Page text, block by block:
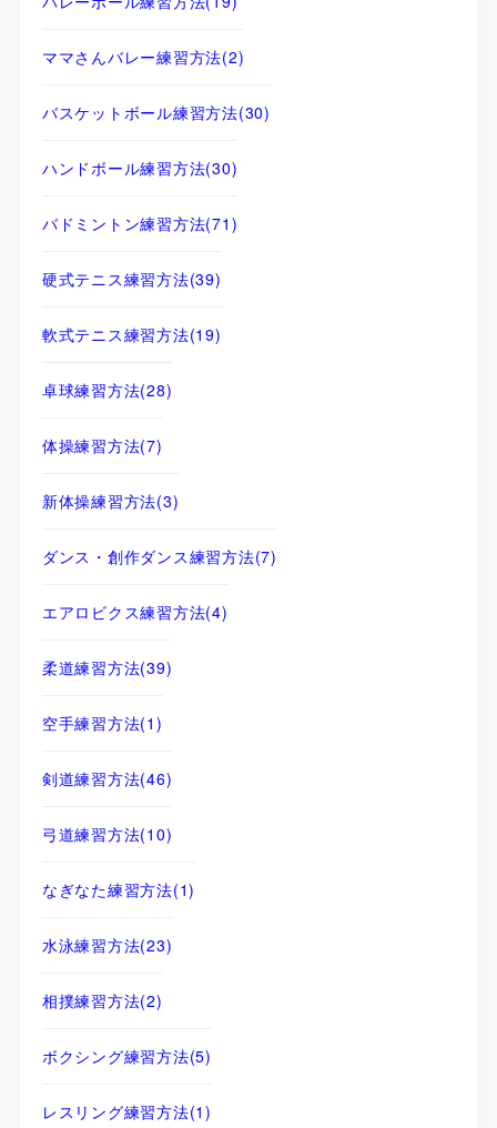
ママさんバレー練習方法(2)
バスケットボール練習方法(30)
ハンドボール練習方法(30)
バドミントン練習方法(71)
硬式テニス練習方法(39)
軟式テニス練習方法(19)
卓球練習方法(28)
体操練習方法(7)
新体操練習方法(3)
ダンス・創作ダンス練習方法(7)
エアロビクス練習方法(4)
柔道練習方法(39)
空手練習方法(1)
剣道練習方法(46)
弓道練習方法(10)
なぎなた練習方法(1)
水泳練習方法(23)
相撲練習方法(2)
ボクシング練習方法(5)
レスリング練習方法(1)